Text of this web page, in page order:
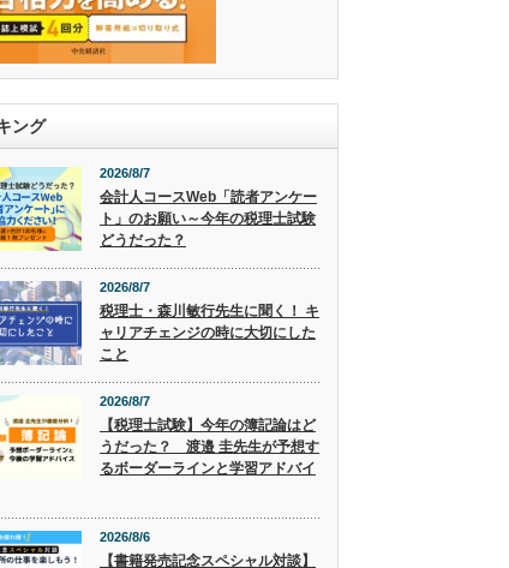
ング
2026/8/7
会計人コースWeb「読者アンケー
ト」のお願い～今年の税理士試験
どうだった？
2026/8/7
税理士・森川敏行先生に聞く！ キ
ャリアチェンジの時に大切にした
こと
2026/8/7
【税理士試験】今年の簿記論はど
うだった？ 渡邉 圭先生が予想す
るボーダーラインと学習アドバイ
2026/8/6
【書籍発売記念スペシャル対談】